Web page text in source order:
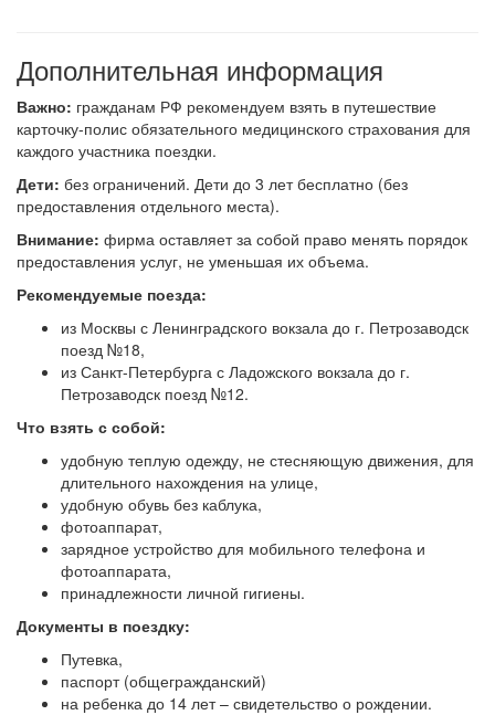
Дополнительная информация
Важно: гражданам РФ рекомендуем взять в путешествие
карточку-полис обязательного медицинского страхования для
каждого участника поездки.
Дети: без ограничений. Дети до 3 лет бесплатно (без
предоставления отдельного места).
Внимание: фирма оставляет за собой право менять порядок
предоставления услуг, не уменьшая их объема.
Рекомендуемые поезда:
из Москвы с Ленинградского вокзала до г. Петрозаводск
поезд №18,
из Санкт-Петербурга с Ладожского вокзала до г.
Петрозаводск поезд №12.
Что взять с собой:
удобную теплую одежду, не стесняющую движения, для
длительного нахождения на улице,
удобную обувь без каблука,
фотоаппарат,
зарядное устройство для мобильного телефона и
фотоаппарата,
принадлежности личной гигиены.
Документы в поездку:
Путевка,
паспорт (общегражданский)
на ребенка до 14 лет – свидетельство о рождении.